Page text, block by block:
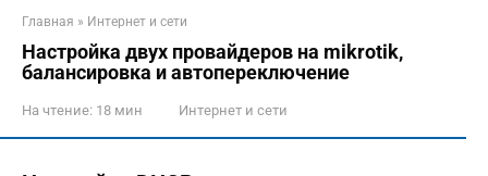
Главная » Интернет и сети
Настройка двух провайдеров на mikrotik,
балансировка и автопереключение
На чтение: 18 мин Интернет и сети